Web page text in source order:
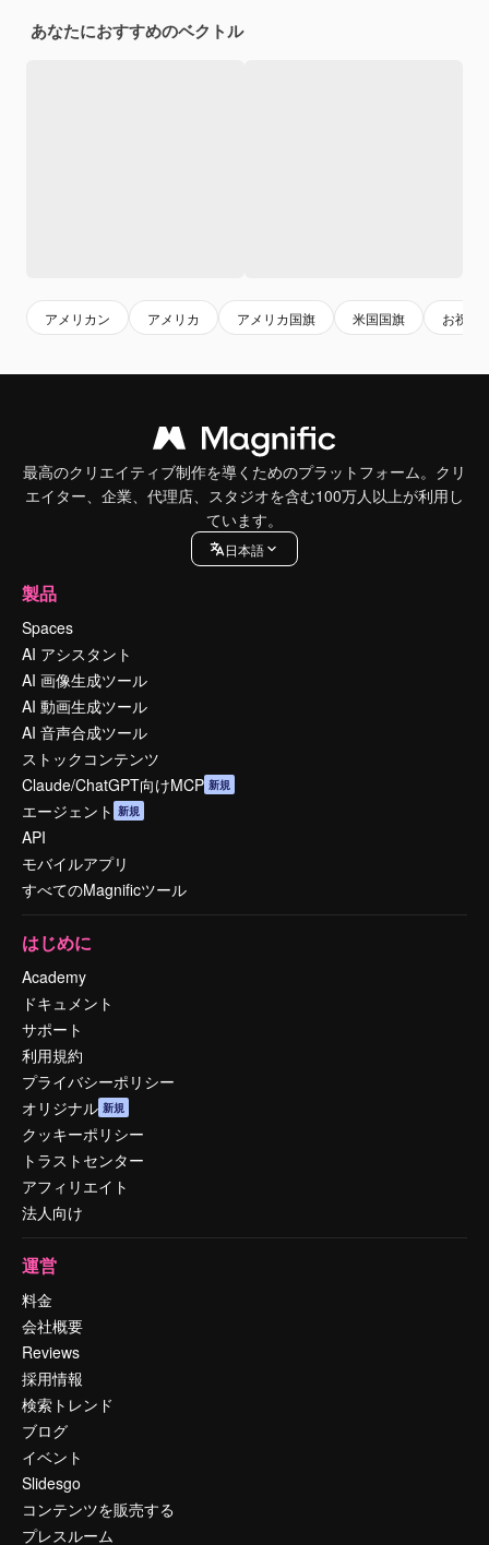
あなたにおすすめのベクトル
アメリカン アメリカ アメリカ国旗 米国国旗 お祝い
最高のクリエイティブ制作を導くためのプラットフォーム。クリ
エイター、企業、代理店、スタジオを含む100万人以上が利用し
ています。
日本語
製品
Spaces
AI アシスタント
AI 画像生成ツール
AI 動画生成ツール
AI 音声合成ツール
ストックコンテンツ
Claude/ChatGPT向けMCP 新規
エージェント 新規
API
モバイルアプリ
すべてのMagnificツール
はじめに
Academy
ドキュメント
サポート
利用規約
プライバシーポリシー
オリジナル 新規
クッキーポリシー
トラストセンター
アフィリエイト
法人向け
運営
料金
会社概要
Reviews
採用情報
検索トレンド
ブログ
イベント
Slidesgo
コンテンツを販売する
プレスルーム